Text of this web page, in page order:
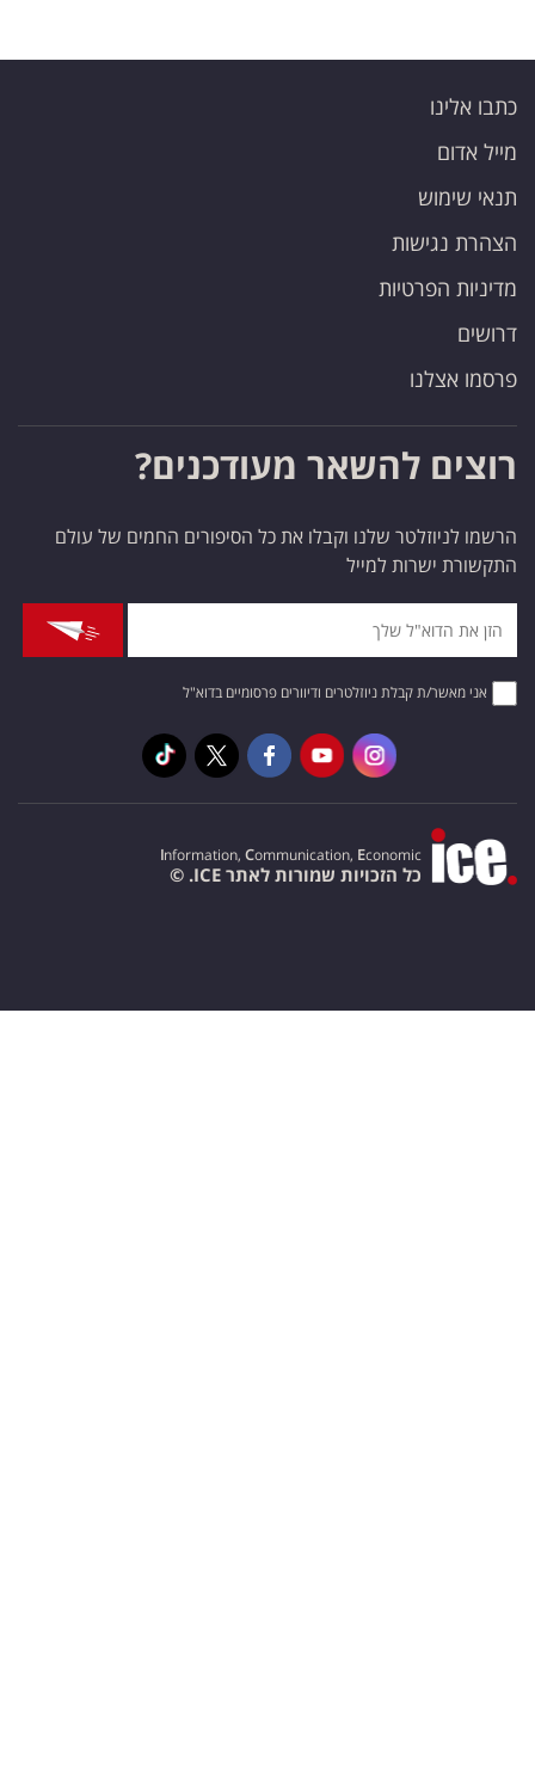
כתבו אלינו
מייל אדום
תנאי שימוש
הצהרת נגישות
מדיניות הפרטיות
דרושים
פרסמו אצלנו
רוצים להשאר מעודכנים?
הרשמו לניוזלטר שלנו וקבלו את כל הסיפורים החמים של עולם
התקשורת ישרות למייל
אני מאשר/ת קבלת ניוזלטרים ודיוורים פרסומיים בדוא"ל
Information, Communication, Economic
כל הזכויות שמורות לאתר ICE. ©